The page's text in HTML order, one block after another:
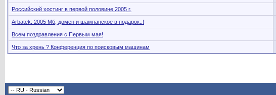
Российский хостинг в первой половине 2005 г.
Arbatek: 2005 Мб, домен и шампанское в подарок..!
Всем поздравления с Первым мая!
Что за хрень ? Конференция по поисковым машинам